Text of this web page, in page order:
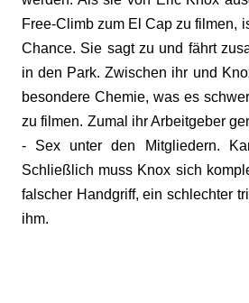
Free-Climb zum El Cap zu filmen,
Chance. Sie sagt zu und fährt
in den Park. Zwischen ihr und
besondere Chemie, was es
zu filmen. Zumal ihr Arbeitgeber
- Sex unter den Mitgliedern.
Schließlich muss Knox sich
falscher Handgriff, ein schlechter
ihm.